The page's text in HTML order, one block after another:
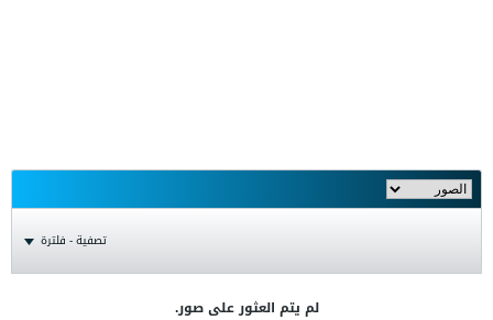
تصفية - فلترة
لم يتم العثور على صور.